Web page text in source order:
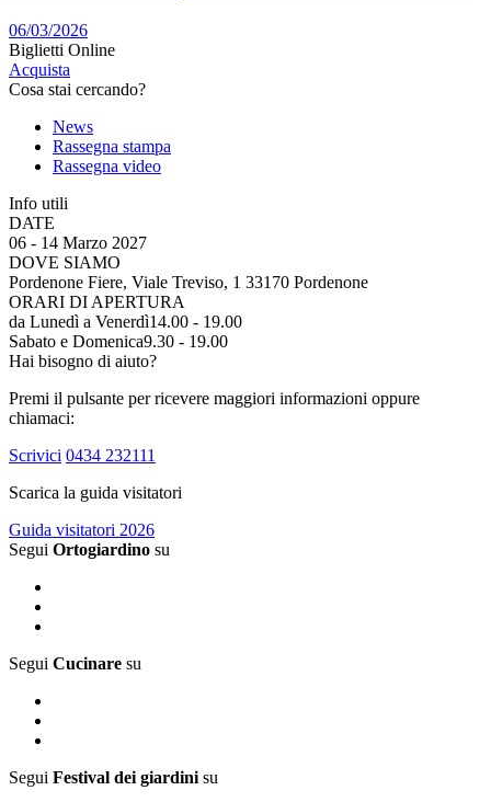
06/03/2026
Biglietti Online
Acquista
Cosa stai cercando?
News
Rassegna stampa
Rassegna video
Info utili
DATE
06 - 14 Marzo 2027
DOVE SIAMO
Pordenone Fiere, Viale Treviso, 1 33170 Pordenone
ORARI DI APERTURA
da Lunedì a Venerdì14.00 - 19.00
Sabato e Domenica9.30 - 19.00
Hai bisogno di aiuto?
Premi il pulsante per ricevere maggiori informazioni oppure
chiamaci:
Scrivici 0434 232111
Scarica la guida visitatori
Guida visitatori 2026
Segui Ortogiardino su
Segui Cucinare su
Segui Festival dei giardini su